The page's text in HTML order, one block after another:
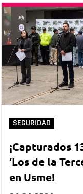
SEGURIDAD
¡Capturados
‘Los de la
en Usme!